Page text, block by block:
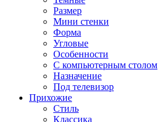
Размер
Мини стенки
Форма
Угловые
Особенности
С компьютерным столом
Назначение
Под телевизор
Прихожие
Стиль
Классика